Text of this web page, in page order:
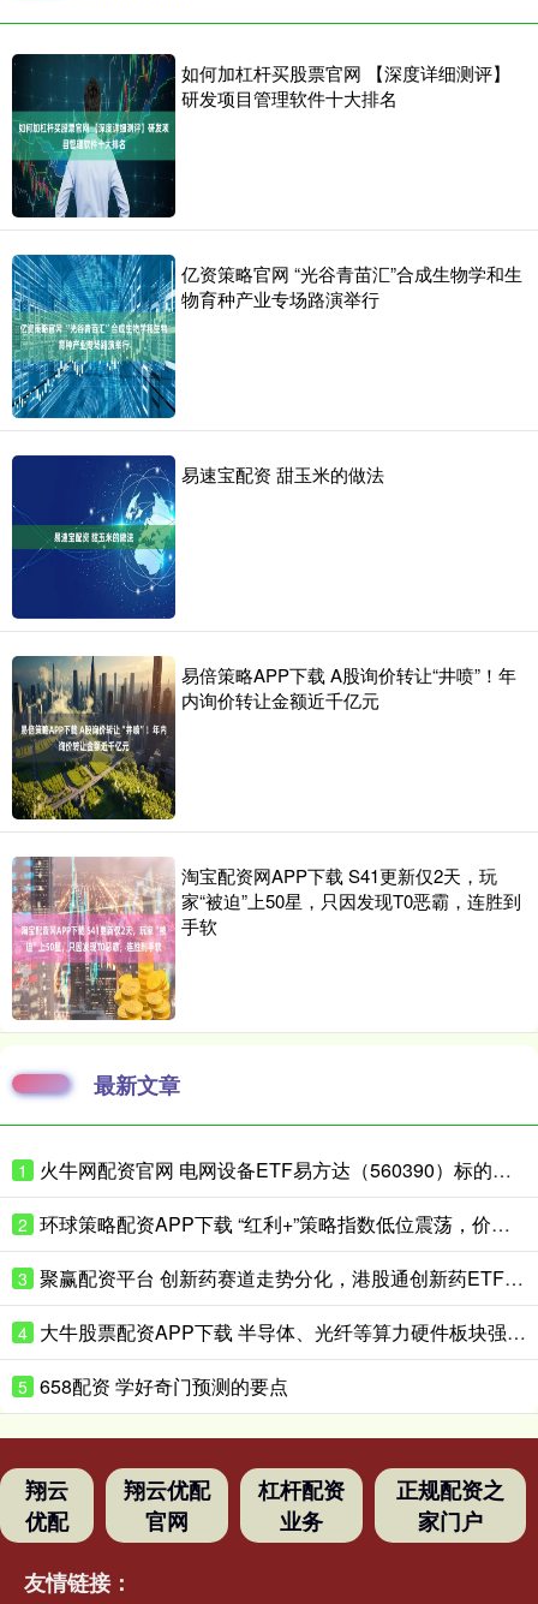
如何加杠杆买股票官网 【深度详细测评】
研发项目管理软件十大排名
亿资策略官网 “光谷青苗汇”合成生物学和生
物育种产业专场路演举行
易速宝配资 甜玉米的做法
易倍策略APP下载 A股询价转让“井喷”！年
内询价转让金额近千亿元
淘宝配资网APP下载 S41更新仅2天，玩
家“被迫”上50星，只因发现T0恶霸，连胜到
手软
最新文章
1 火牛网配资官网 电网设备ETF易方达（560390）标的指数涨近3%，一季度电网项目开工增速同比增超40%
2 环球策略配资APP下载 “红利+”策略指数低位震荡，价值ETF易方达（159263）全天净申购达8000万份
3 聚赢配资平台 创新药赛道走势分化，港股通创新药ETF易方达（159316）全天净申购超1亿份
4 大牛股票配资APP下载 半导体、光纤等算力硬件板块强势上涨，科创50指数走出“反包阳”，科创50ETF易方达（588080）交投活跃
5 658配资 学好奇门预测的要点
翔云
优配
翔云优配
官网
杠杆配资
业务
正规配资之
家门户
友情链接：